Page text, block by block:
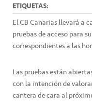
ETIQUETAS:
El CB Canarias llevará a
pruebas de acceso para
correspondientes a las
Las pruebas están
con la intención de
cantera de cara al